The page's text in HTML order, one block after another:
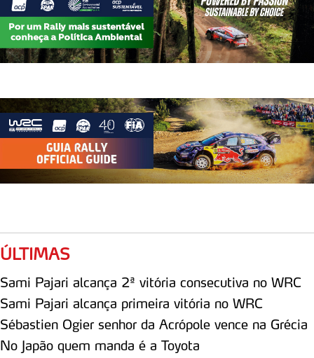
ÚLTIMAS
Sami Pajari alcança 2ª vitória consecutiva no WRC
Sami Pajari alcança primeira vitória no WRC
Sébastien Ogier senhor da Acrópole vence na Grécia
No Japão quem manda é a Toyota